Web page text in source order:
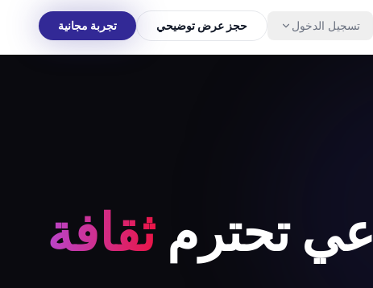
تسجيل الدخول حجز عرض توضيحي تجربة مجانية
ثقافة